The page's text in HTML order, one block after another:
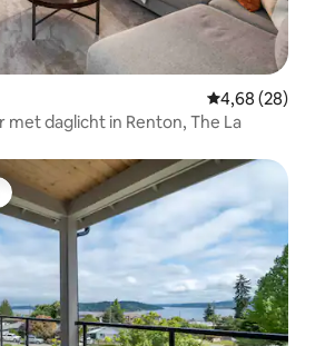
Gemiddelde
4,68 (28)
met daglicht in Renton, The La